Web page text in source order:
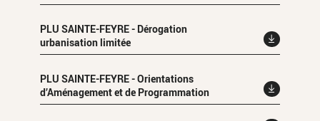
PLU SAINTE-FEYRE - Dérogation
urbanisation limitée
PLU SAINTE-FEYRE - Orientations
d’Aménagement et de Programmation